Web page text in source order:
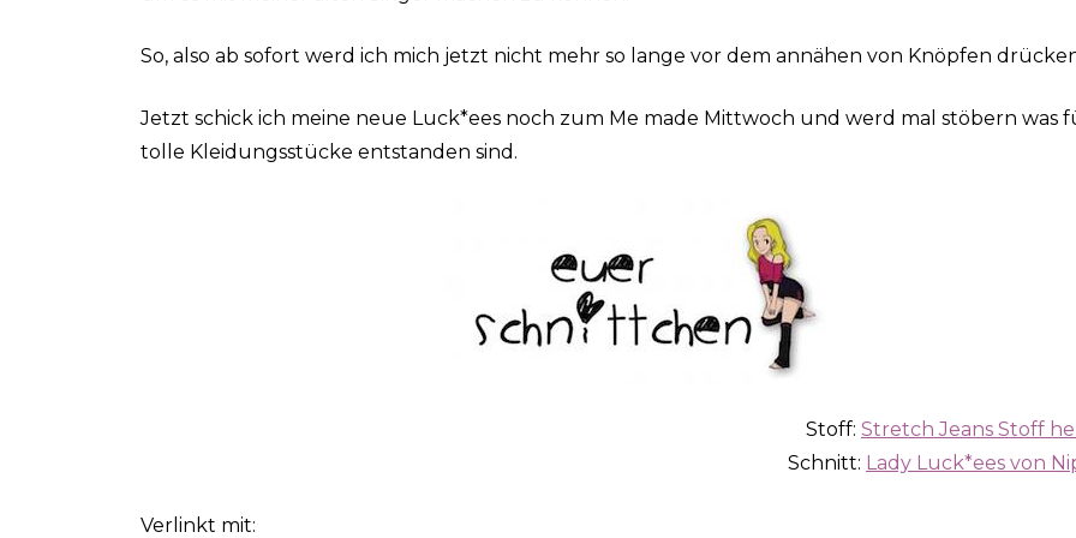
So, also ab sofort werd ich mich jetzt nicht mehr so lange vor dem annähen von Knöpfen
Jetzt schick ich meine neue Luck*ees noch zum Me made Mittwoch und werd mal stöbern was
tolle Kleidungsstücke entstanden sind.
Stoff: Stretch Jeans Stoff
Schnitt: Lady Luck*ees von
Verlinkt mit: